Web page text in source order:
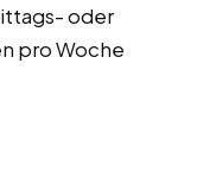
oder
pro Woche